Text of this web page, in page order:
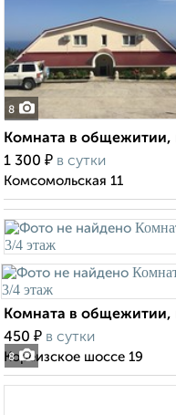
8
Комната в общежитии,
1 300 ₽ в сутки
Комсомольская 11
8
Комната в общежитии,
450 ₽ в сутки
Кореизское шоссе 19